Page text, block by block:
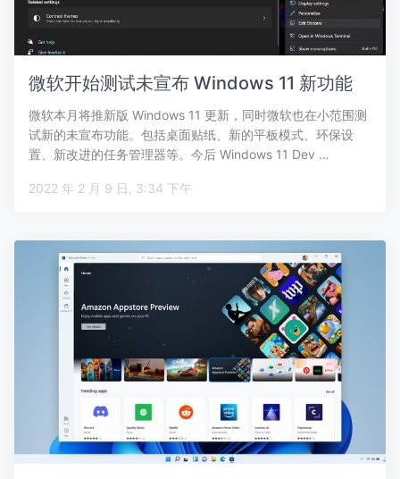
微软开始测试未宣布 Windows 11 新功能
微软本月将推新版 Windows 11 更新，同时微软也在小范围测
试新的未宣布功能。包括桌面贴纸、新的平板模式、环保设
置、新改进的任务管理器等。今后 Windows 11 Dev …
2022 年 2 月 9 日, 3:34 下午